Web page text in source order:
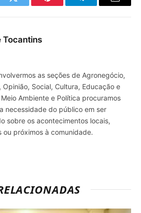
Twitter Pinterest TelegramaE-
Tocantins
as seções de Agronegócio,
Opinião, Social, Cultura, Educação e
Ambiente e Política procuramos
necessidade do público em ser
sobre os acontecimentos locais,
ou próximos à comunidade.